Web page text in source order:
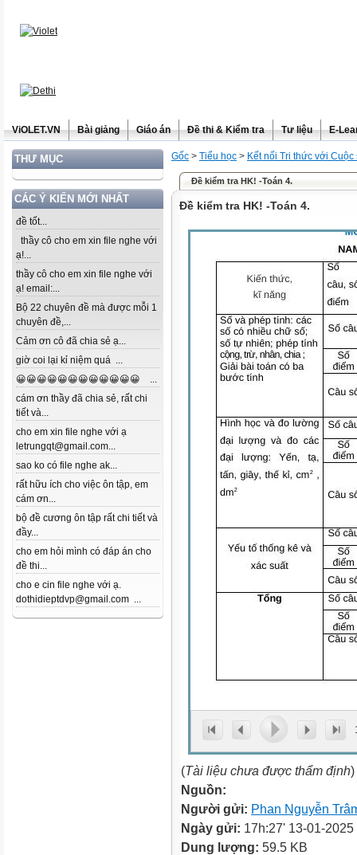
ViOLET.VN Bài giảng Giáo án Đề thi & Kiểm tra Tư liệu E-
THƯ MỤC
CÁC Ý KIẾN MỚI NHẤT
đề tốt...
thầy cô cho em xin file nghe với
ạ!...
thầy cô cho em xin file nghe với
ạ! email:...
Bộ 22 chuyên đề mà được mỗi 1
chuyên đề,...
Cảm ơn cô đã chia sẻ ạ...
giờ coi lại kỉ niệm quá ...
😀😀😀😀😀😀😀😀😀😀😀😀 ...
cám ơn thầy đã chia sẻ, rất chi
tiết và...
cho em xin file nghe với ạ
letrungqt@gmail.com...
sao ko có file nghe ak...
rất hữu ích cho việc ôn tập, em
cám ơn...
bộ đề cương ôn tập rất chi tiết và
đầy...
cho em hỏi mình có đáp án cho
đề thi...
cho e cin file nghe với ạ.
dothidieptdvp@gmail.com ...
Gốc > Tiểu học > Kết nối Tri thức với Cuộc
Đề kiểm tra HK! -Toán 4.
Đề kiểm tra HK! -Toán 4.
(Tài liệu chưa được thẩm định)
Nguồn:
Người gửi: Phan Nguyễn
Ngày gửi: 17h:27' 13-01-2025
Dung lượng: 59.5 KB